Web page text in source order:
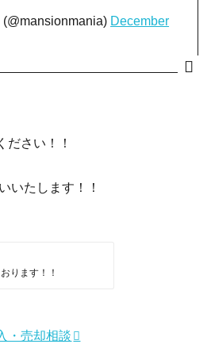
December
ださい！！
いたします！！
ります！！
・売却相談